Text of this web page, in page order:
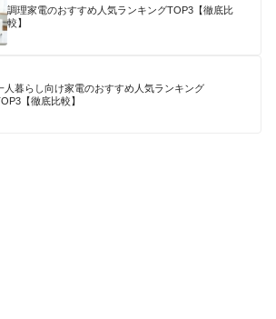
調理家電のおすすめ人気ランキングTOP3【徹底比
較】
人暮らし向け家電のおすすめ人気ランキング
【徹底比較】